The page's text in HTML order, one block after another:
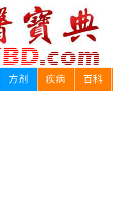
方剂 疾病 百科